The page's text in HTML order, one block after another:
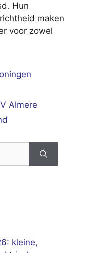
Hun
maken
voor zowel
Almere
kleine,